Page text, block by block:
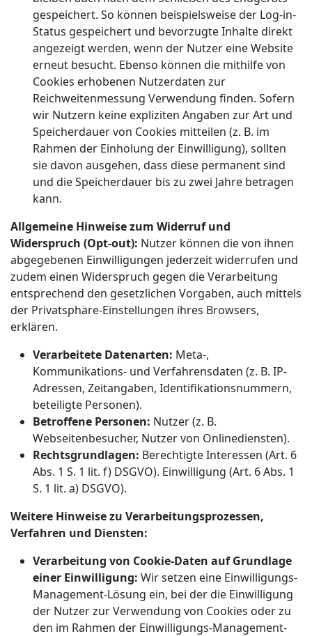
gespeichert. So können beispielsweise der Log-in-
Status gespeichert und bevorzugte Inhalte direkt
angezeigt werden, wenn der Nutzer eine Website
erneut besucht. Ebenso können die mithilfe von
Cookies erhobenen Nutzerdaten zur
Reichweitenmessung Verwendung finden. Sofern
wir Nutzern keine expliziten Angaben zur Art und
Speicherdauer von Cookies mitteilen (z. B. im
Rahmen der Einholung der Einwilligung), sollten
sie davon ausgehen, dass diese permanent sind
und die Speicherdauer bis zu zwei Jahre betragen
kann.
Allgemeine Hinweise zum Widerruf und
Widerspruch (Opt-out): Nutzer können die von ihnen
abgegebenen Einwilligungen jederzeit widerrufen und
zudem einen Widerspruch gegen die Verarbeitung
entsprechend den gesetzlichen Vorgaben, auch mittels
der Privatsphäre-Einstellungen ihres Browsers,
erklären.
Verarbeitete Datenarten: Meta-,
Kommunikations- und Verfahrensdaten (z. B. IP-
Adressen, Zeitangaben, Identifikationsnummern,
beteiligte Personen).
Betroffene Personen: Nutzer (z. B.
Webseitenbesucher, Nutzer von Onlinediensten).
Rechtsgrundlagen: Berechtigte Interessen (Art. 6
Abs. 1 S. 1 lit. f) DSGVO). Einwilligung (Art. 6 Abs. 1
S. 1 lit. a) DSGVO).
Weitere Hinweise zu Verarbeitungsprozessen,
Verfahren und Diensten:
Verarbeitung von Cookie-Daten auf Grundlage
einer Einwilligung: Wir setzen eine Einwilligungs-
Management-Lösung ein, bei der die Einwilligung
der Nutzer zur Verwendung von Cookies oder zu
den im Rahmen der Einwilligungs-Management-